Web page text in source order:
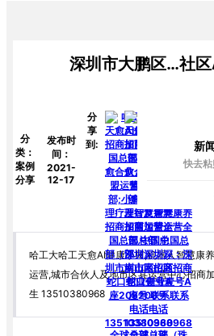
深圳市大鹏区…社
分
类：
案例
分享
发布时
间：
2021-
12-17
分
享
到:
新
快去
哈工大哈工天愈AI健康小屋,机器人智慧康
运营,城市合伙人及地市区县运营中心招商
生 13510380968